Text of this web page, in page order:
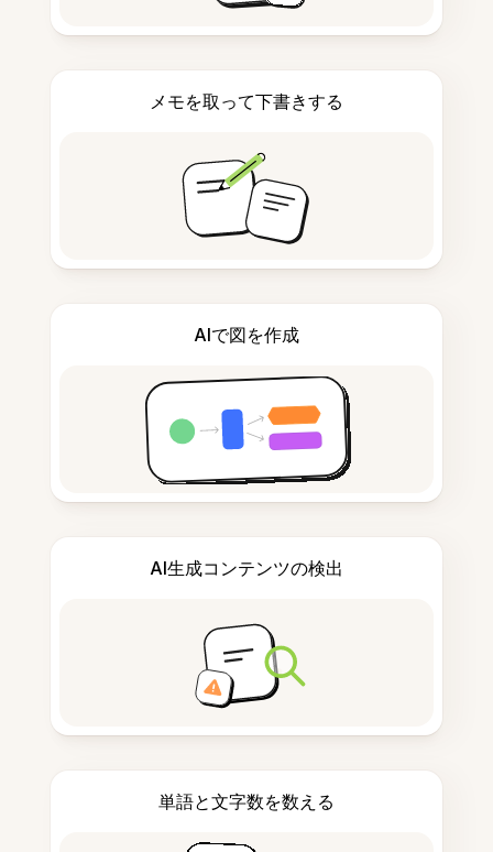
メモを取って下書きする
AIで図を作成
AI生成コンテンツの検出
単語と文字数を数える